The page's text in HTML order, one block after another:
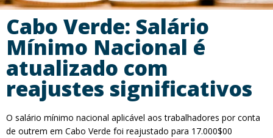
Cabo Verde: Salário
Mínimo Nacional é
atualizado com
reajustes significativos
O salário mínimo nacional aplicável aos trabalhadores por conta
de outrem em Cabo Verde foi reajustado para 17.000$00